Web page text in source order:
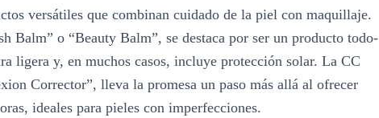
versátiles que combinan cuidado de la piel con maquillaje.
Balm” o “Beauty Balm”, se destaca por ser un producto todo-
ligera y, en muchos casos, incluye protección solar. La CC
Corrector”, lleva la promesa un paso más allá al ofrecer
ideales para pieles con imperfecciones.